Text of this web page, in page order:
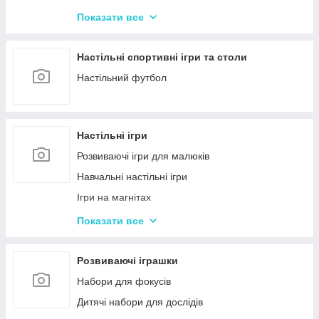
Показати все
Настільні спортивні ігри та столи
Настільний футбол
Настільні ігри
Розвиваючі ігри для малюків
Навчальні настільні ігри
Ігри на магнітах
Ігри-бродилки
Крокодил
Аліас Або Скажи Інакше
Гра Хто Я?
Показати все
Розвиваючі іграшки
Набори для фокусів
Дитячі набори для дослідів